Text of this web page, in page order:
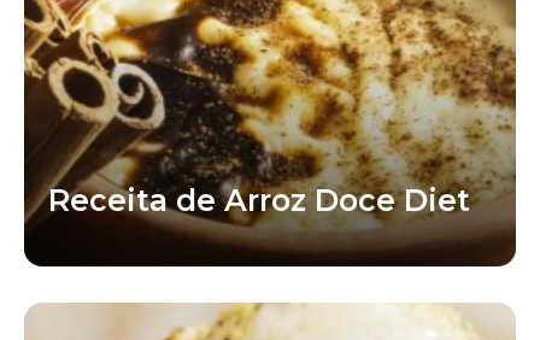
Receita de Arroz Doce Diet